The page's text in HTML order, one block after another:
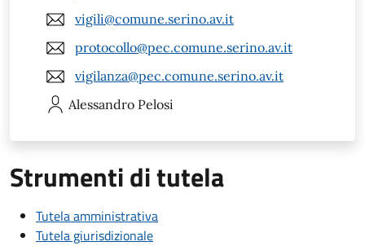
vigili@comune.serino.av.it
protocollo@pec.comune.serino.av.it
vigilanza@pec.comune.serino.av.it
Alessandro Pelosi
Strumenti di tutela
Tutela amministrativa
Tutela giurisdizionale